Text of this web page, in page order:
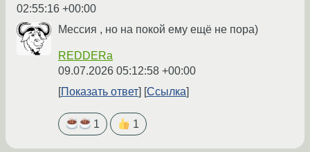
02:55:16 +00:00
Мессия , но на покой ему ещё не пора)
REDDERa
09.07.2026 05:12:58 +00:00
Показать ответ
Ссылка
1 1